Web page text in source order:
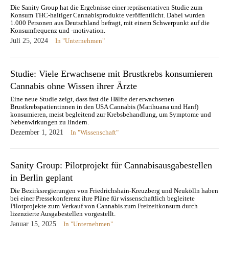
Die Sanity Group hat die Ergebnisse einer repräsentativen Studie zum
Konsum THC-haltiger Cannabisprodukte veröffentlicht. Dabei wurden
1.000 Personen aus Deutschland befragt, mit einem Schwerpunkt auf die
Konsumfrequenz und -motivation.
Juli 25, 2024
In "Unternehmen"
Studie: Viele Erwachsene mit Brustkrebs konsumieren
Cannabis ohne Wissen ihrer Ärzte
Eine neue Studie zeigt, dass fast die Hälfte der erwachsenen
Brustkrebspatientinnen in den USA Cannabis (Marihuana und Hanf)
konsumieren, meist begleitend zur Krebsbehandlung, um Symptome und
Nebenwirkungen zu lindern.
Dezember 1, 2021
In "Wissenschaft"
Sanity Group: Pilotprojekt für Cannabisausgabestellen
in Berlin geplant
Die Bezirksregierungen von Friedrichshain-Kreuzberg und Neukölln haben
bei einer Pressekonferenz ihre Pläne für wissenschaftlich begleitete
Pilotprojekte zum Verkauf von Cannabis zum Freizeitkonsum durch
lizenzierte Ausgabestellen vorgestellt.
Januar 15, 2025
In "Unternehmen"